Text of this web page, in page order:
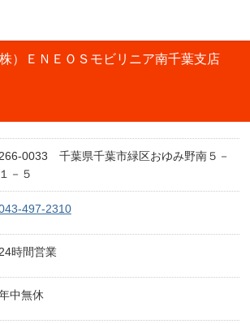
）ＥＮＥＯＳモビリニア南千葉支店
266-0033 千葉県千葉市緑区おゆみ野南５－
１－５
497-2310
24時間営業
中無休